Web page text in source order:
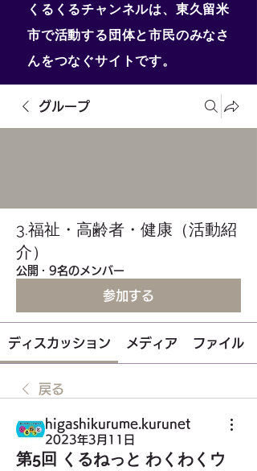
くるくるチャンネルは、東久留米
市で活動する団体と市民のみなさ
んをつなぐサイトです。
グループ
3.福祉・高齢者・健康（活動紹
介）
公開 · 9名のメンバー
参加する
ディスカッション メディア ファイル
戻る
higashikurume.kurunet
2023年3月11日
第5回 くるねっと わくわくウ